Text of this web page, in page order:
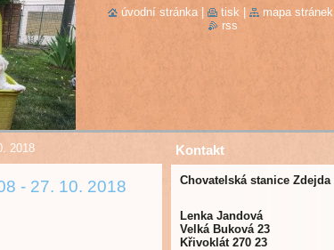
2018
- 27. 10. 2018
Kontakt
Chovatelská stanice Zdejda
Lenka Jandová
Velká Buková 23
Křivoklát 270 23
úvodní stránka tisk mapa stránek
rss